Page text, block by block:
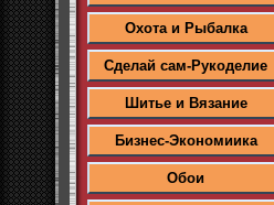
Охота и Рыбалка
Сделай сам-Рукоделие
Шитье и Вязание
Бизнес-Экономиика
Обои